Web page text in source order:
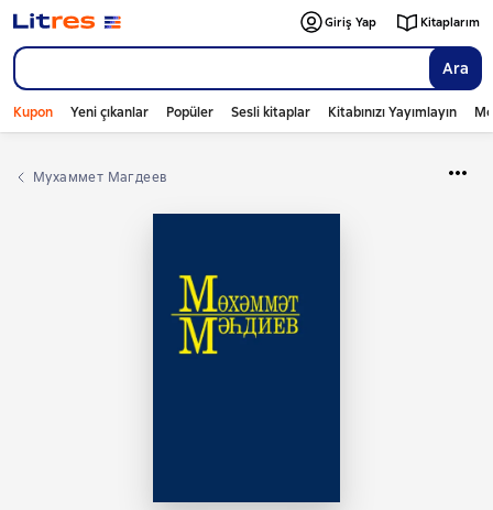
Ara
Giriş Yap Kitaplarım
Kupon Yeni çıkanlar Popüler Sesli kitaplar Kitabınızı Yayımlayın
Мухаммет Магдеев